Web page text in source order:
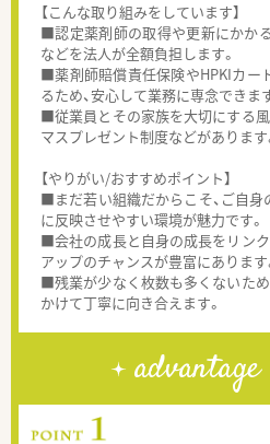
【こんな取り組みをしています】
■認定薬剤師の取得や更新にかか
などを法人が全額負担します。
■薬剤師賠償責任保険やHPKIカー
るため、安心して業務に専念できま
■従業員とその家族を大切にする
マスプレゼント制度などがあります
【やりがい/おすすめポイント】
■まだ若い組織だからこそ、ご自
に反映させやすい環境が魅力です。
■会社の成長と自身の成長をリン
アップのチャンスが豊富にあります
■残業が少なく枚数も多くないた
かけて丁寧に向き合えます。
advantage